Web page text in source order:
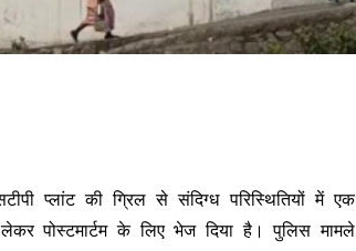
प्लांट की ग्रिल से संदिग्ध परिस्थितियों में एक
के लिए भेज दिया है। पुलिस मामले